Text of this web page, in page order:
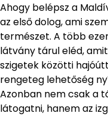
Ahogy belépsz a
az első dolog, ami
természet. A több
látvány tárul eléd,
szigetek közötti
rengeteg lehetőség
Azonban nem csak a
látogatni, hanem az